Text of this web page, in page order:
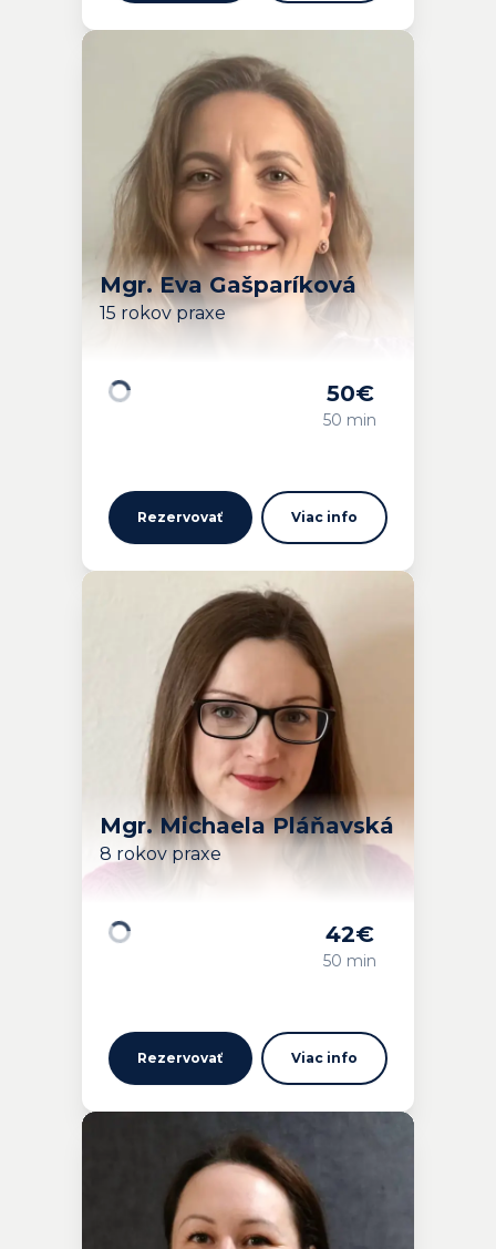
Mgr. Eva Gašparíková
15 rokov praxe
50€
50 min
Rezervovať Viac info
Mgr. Michaela Pláňavská
8 rokov praxe
42€
50 min
Rezervovať Viac info